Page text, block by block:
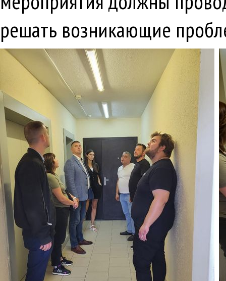
решать возникающие